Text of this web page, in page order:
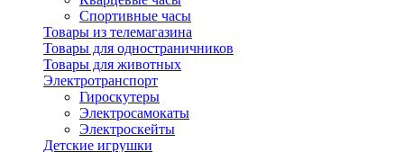
Спортивные часы
Товары из телемагазина
Товары для одностраничников
Товары для животных
Электротранспорт
Гироскутеры
Электросамокаты
Электроскейты
Детские игрушки